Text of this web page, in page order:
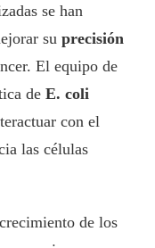
se han
su precisión
El equipo de
de E. coli
con el
las células
de los